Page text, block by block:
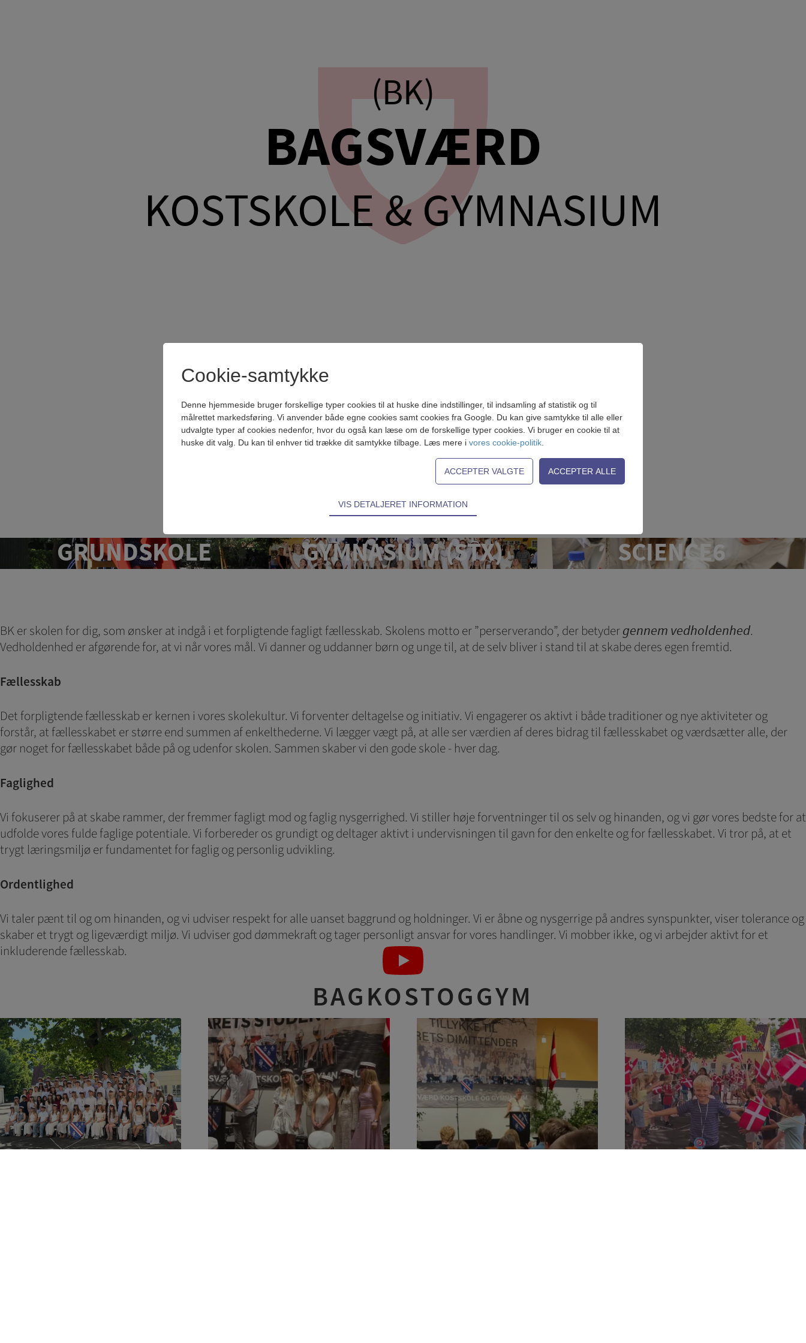
(BK)
BAGSVÆRD
KOSTSKOLE & GYMNASIUM
GRUNDSKOLE GYMNASIUM (STX) SCIENCE6
BK er skolen for dig, som ønsker at indgå i et forpligtende fagligt fællesskab. Skolens motto er ”perserverando”, der betydergennem vedholdenhed.
Vedholdenhed er afgørende for, at vi når vores mål. Vi danner og uddanner børn og unge til, at de selv bliver i stand til at skabe deres egen fremtid.
Fællesskab
Det forpligtende fællesskab er kernen i vores skolekultur. Vi forventer deltagelse og initiativ. Vi engagerer os aktivt i både traditioner og nye aktiviteter og
forstår, at fællesskabet er større end summen af enkelthederne. Vi lægger vægt på, at alle ser værdien af deres bidrag til fællesskabet og værdsætter alle, der
gør noget for fællesskabet både på og udenfor skolen. Sammen skaber vi den gode skole - hver dag.
Faglighed
Vi fokuserer på at skabe rammer, der fremmer fagligt mod og faglig nysgerrighed. Vi stiller høje forventninger til os selv og hinanden, og vi gør vores bedste for at
udfolde vores fulde faglige potentiale. Vi forbereder os grundigt og deltager aktivt i undervisningen til gavn for den enkelte og for fællesskabet. Vi tror på, at et
trygt læringsmiljø er fundamentet for faglig og personlig udvikling.
Ordentlighed
Vi taler pænt til og om hinanden, og vi udviser respekt for alle uanset baggrund og holdninger. Vi er åbne og nysgerrige på andres synspunkter, viser tolerance og
skaber et trygt og ligeværdigt miljø. Vi udviser god dømmekraft og tager personligt ansvar for vores handlinger. Vi mobber ikke, og vi arbejder aktivt for et
inkluderende fællesskab.
BAGKOSTOGGYM
Cookie-samtykke
Denne hjemmeside bruger forskellige typer cookies til at huske dine indstillinger, til indsamling af statistik og til
målrettet markedsføring. Vi anvender både egne cookies samt cookies fra Google. Du kan give samtykke til alle eller
udvalgte typer af cookies nedenfor, hvor du også kan læse om de forskellige typer cookies. Vi bruger en cookie til at
huske dit valg. Du kan til enhver tid trække dit samtykke tilbage. Læs mere i vores cookie-politik
Tekniske cookies er nødvendige for hjemmesidens grundlæggende funktioner som fx navigation, adgangskontrol
Statistik
Statistik-cookies bruges til at optimere design, brugervenlighed og effektiviteten af en hjemmeside. Fx ved at
Personaliserings-cookies (tracking-cookies) indsamler brugerens digitale fodspor på tværs af flere hjemmesider og
registrerer, hvad brugeren interesserer sig for/søger på for at kunne personalisere indholdet på en hjemmeside -
dvs. vise indhold, som kan være interessant for den enkelte bruger.
på internettet.
VIS DETALJERET INFORMATION